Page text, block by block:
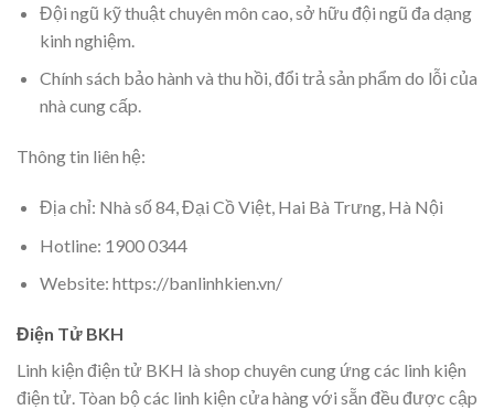
Đội ngũ kỹ thuật chuyên môn cao, sở hữu đội ngũ đa dạng
kinh nghiệm.
Chính sách bảo hành và thu hồi, đổi trả sản phẩm do lỗi của
nhà cung cấp.
Thông tin liên hệ:
Địa chỉ: Nhà số 84, Đại Cồ Việt, Hai Bà Trưng, Hà Nội
Hotline: 1900 0344
Website: https://banlinhkien.vn/
Điện Tử BKH
Linh kiện điện tử BKH là shop chuyên cung ứng các linh kiện
điện tử. Tòan bộ các linh kiện cửa hàng với sẵn đều được cập